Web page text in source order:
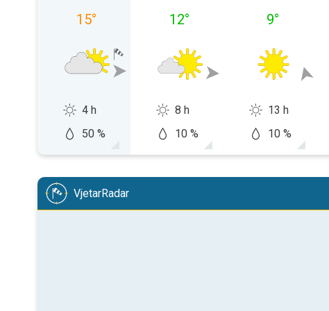
15°
4 h
50 %
12°
8 h
10 %
9°
13 h
10 %
VjetarRadar